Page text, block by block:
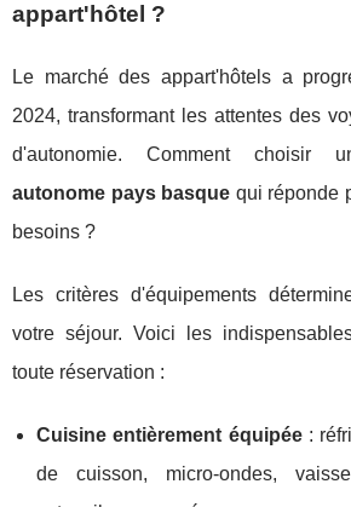
appart'hôtel ?
Le marché des appart'hôtels a
2024, transformant les attentes des
d'autonomie. Comment choisir
autonome pays basque qui réponde
besoins ?
Les critères d'équipements
votre séjour. Voici les
toute réservation :
Cuisine entièrement équipée:
de cuisson, micro-ondes,